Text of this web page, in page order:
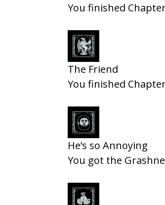
You finished
The Friend
You finished
He’s so Annoying
You got the